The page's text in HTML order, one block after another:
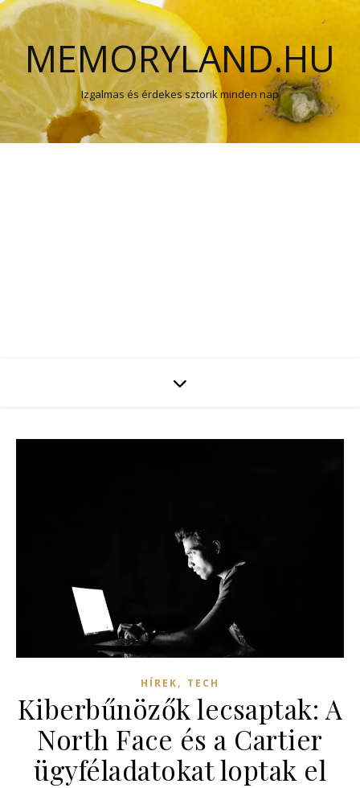
MEMORYLAND.HU
Izgalmas és érdekes sztorik minden nap
HÍREK, TECH
Kiberbűnözők lecsaptak: A
North Face és a Cartier
ügyféladatokat loptak el